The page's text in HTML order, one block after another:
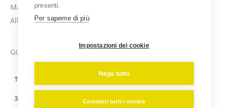
Maniche all'americana
Allacciatura all'inguine con bottoni a pressione
GUIDA ALLE TAGLIE
Taglie Lunghezza (cm)
3/6 mesi 60/67 cm
presenti.
Per saperne di più
Impostazioni dei cookie
Nega tutto
Consenti tutti i cookie